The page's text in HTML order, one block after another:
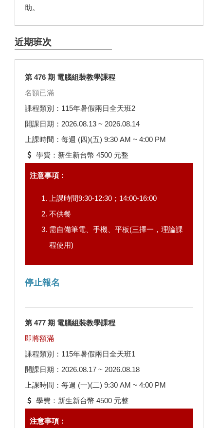
助。
近期班次
第 476 期 電腦組裝教學課程
名額已滿
課程類別：115年暑假兩日全天班2
開課日期：2026.08.13 ~ 2026.08.14
上課時間：每週 (四)(五) 9:30 AM ~ 4:00 PM
學費：新生新台幣 4500 元整
注意事項：
上課時間9:30-12:30；14:00-16:00
不供餐
需自備筆電、手機、平板(三擇一，理論課
程使用)
停止報名
第 477 期 電腦組裝教學課程
即將額滿
課程類別：115年暑假兩日全天班1
開課日期：2026.08.17 ~ 2026.08.18
上課時間：每週 (一)(二) 9:30 AM ~ 4:00 PM
學費：新生新台幣 4500 元整
注意事項：